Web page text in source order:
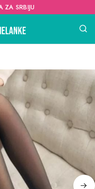
ZA SRBIJU